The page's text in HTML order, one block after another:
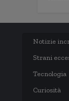
Notizie
Strani
Tecnologia
Curiosità